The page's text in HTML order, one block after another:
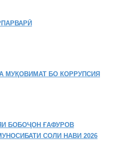
МУҚОВИМАТ БО КОРРУПСИЯ
БОБОҶОН ҒАФУРОВ
СОЛИ НАВИ 2026